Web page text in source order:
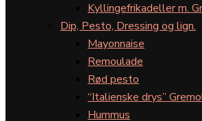
Kyllingefrikadeller m.
Dip, Pesto, Dressing og lign.
Mayonnaise
Remoulade
Rød pesto
“Italienske drys”
Hummus